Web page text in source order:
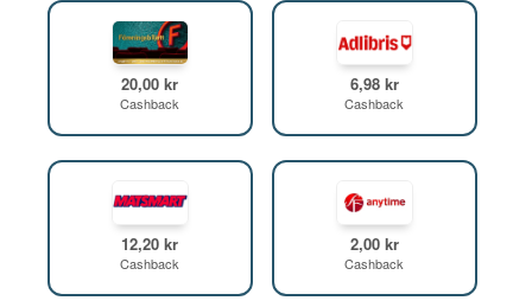
20,00 kr
Cashback
6,98 kr
Cashback
12,20 kr
Cashback
2,00 kr
Cashback